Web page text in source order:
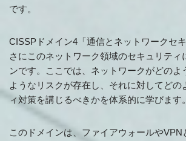
です。
CISSPドメイン4「通信とネットワークセ
さにこのネットワーク領域のセキュリティ
ンです。ここでは、ネットワークがどのよ
ようなリスクが存在し、それに対してどの
ィ対策を講じるべきかを体系的に学びます。
このドメインは、ファイアウォールやVPN